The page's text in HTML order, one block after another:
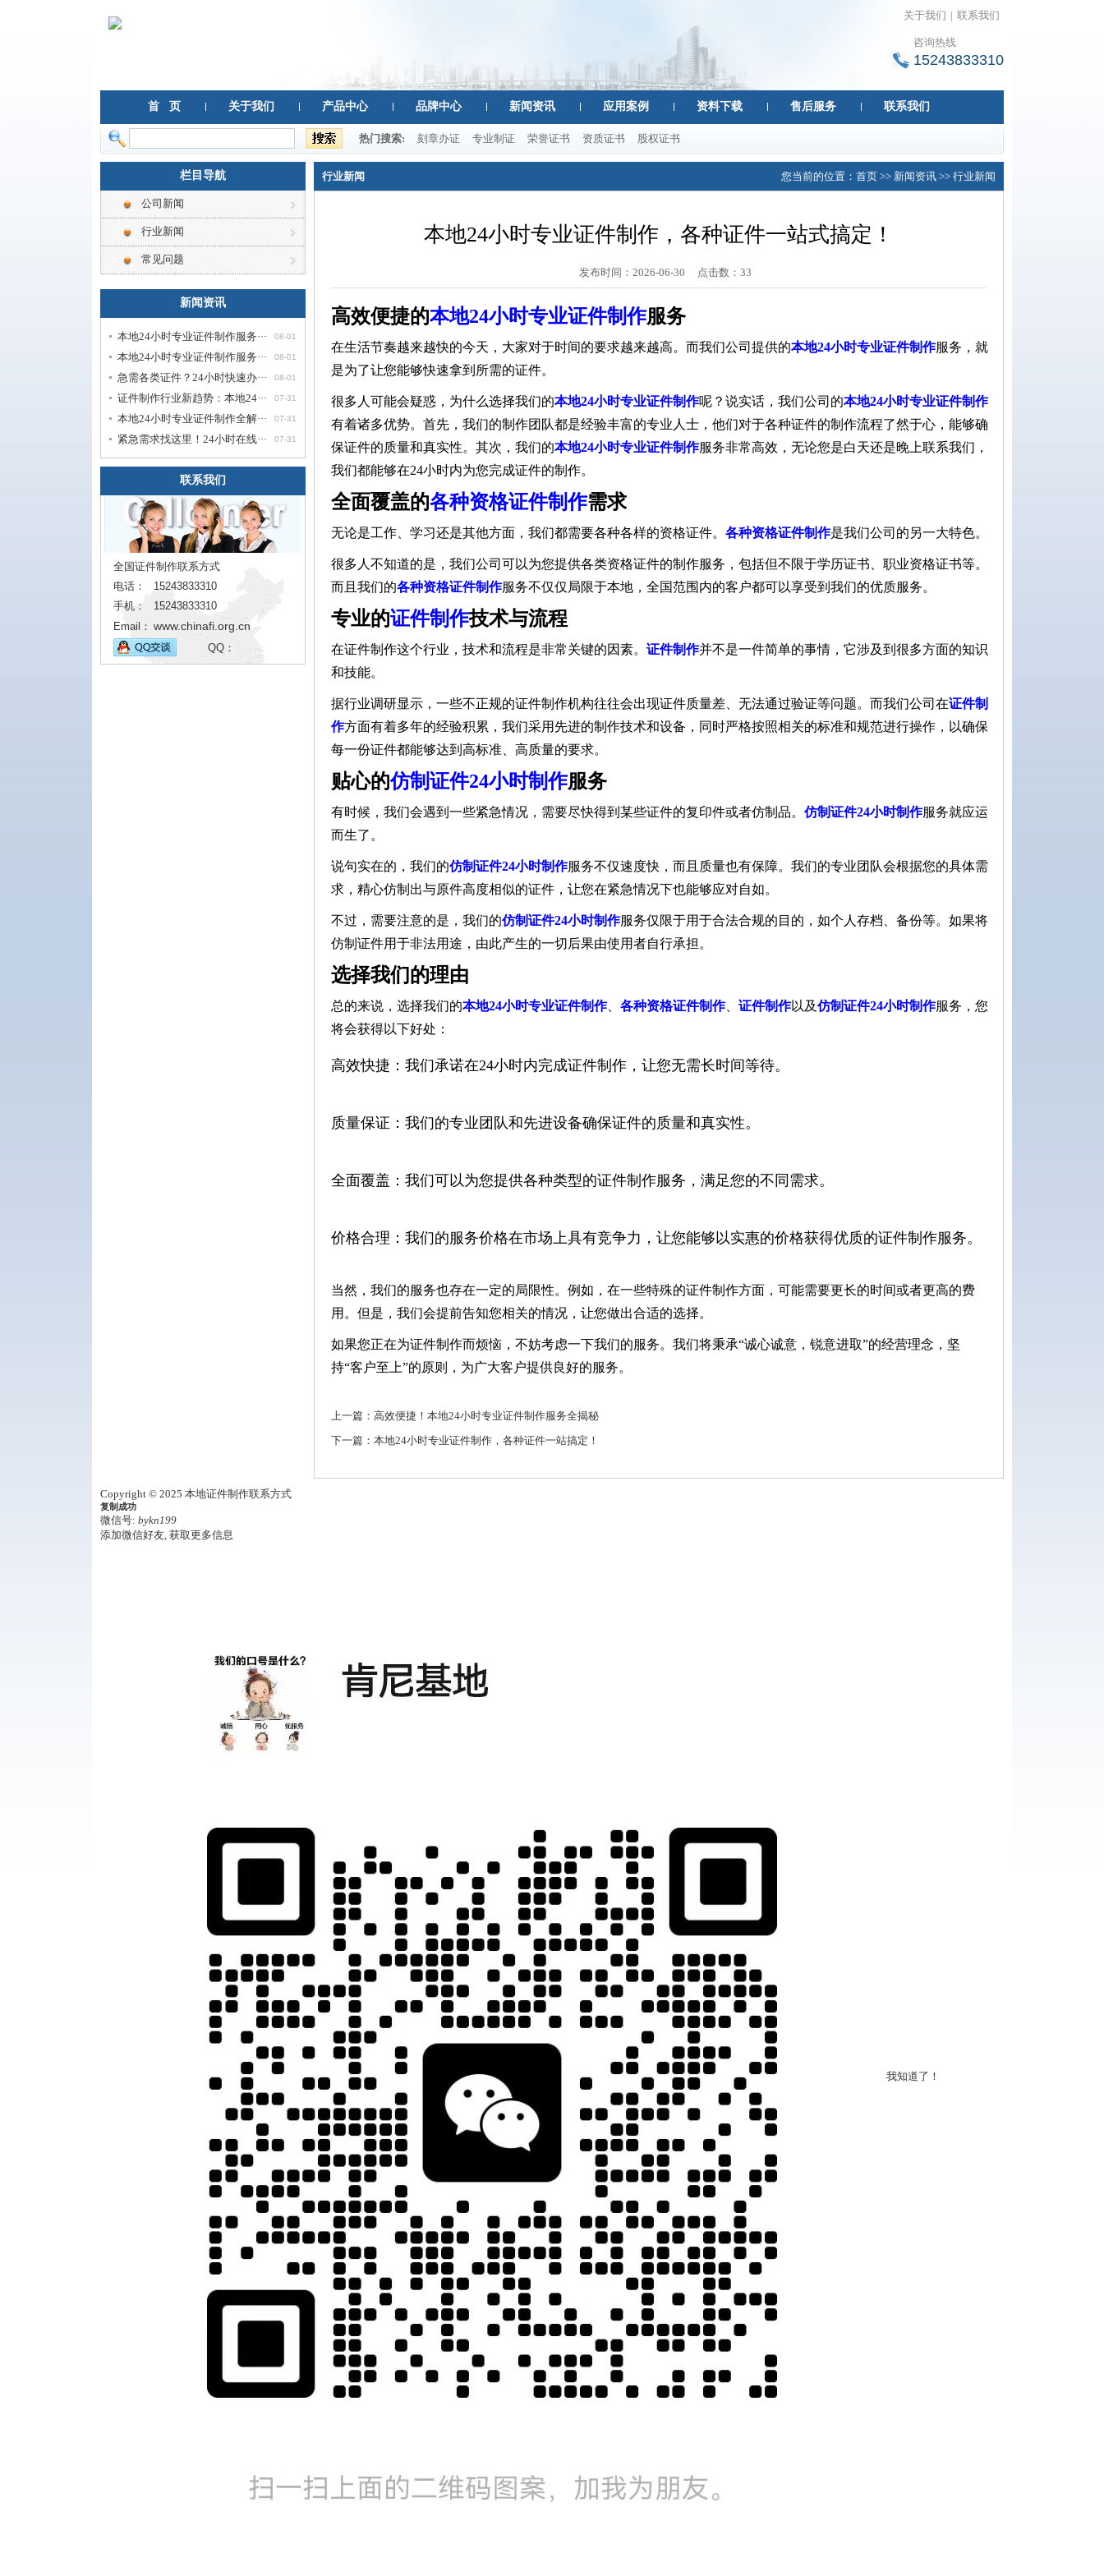
关于我们 | 联系我们
15243833310
咨询热线
首 页 关于我们 产品中心 品牌中心 新闻资讯 应用案例 资料下载 售后服务 联系我们
热门搜索: 刻章办证 专业制证 荣誉证书 资质证书 股权证书
栏目导航
公司新闻
行业新闻
常见问题
新闻资讯
08-01
本地24小时专业证件制作服务···
08-01
本地24小时专业证件制作服务···
08-01
急需各类证件？24小时快速办···
07-31
证件制作行业新趋势：本地24···
07-31
本地24小时专业证件制作全解···
07-31
紧急需求找这里！24小时在线···
联系我们
全国证件制作联系方式
电话：
15243833310
手机：
15243833310
Email： www.chinafi.org.cn
QQ：
您当前的位置： 首页 >> 新闻资讯 >> 行业新闻
行业新闻
本地24小时专业证件制作，各种证件一站式搞定！
发布时间： 2026-06-30 点击数： 33
高效便捷的本地24小时专业证件制作服务
在生活节奏越来越快的今天，大家对于时间的要求越来越高。而我们公司提供的本地24小时专业证件制作服务，就
是为了让您能够快速拿到所需的证件。
很多人可能会疑惑，为什么选择我们的本地24小时专业证件制作呢？说实话，我们公司的本地24小时专业证件制作
有着诸多优势。首先，我们的制作团队都是经验丰富的专业人士，他们对于各种证件的制作流程了然于心，能够确
保证件的质量和真实性。其次，我们的本地24小时专业证件制作服务非常高效，无论您是白天还是晚上联系我们，
我们都能够在24小时内为您完成证件的制作。
全面覆盖的各种资格证件制作需求
无论是工作、学习还是其他方面，我们都需要各种各样的资格证件。 各种资格证件制作是我们公司的另一大特色。
很多人不知道的是，我们公司可以为您提供各类资格证件的制作服务，包括但不限于学历证书、职业资格证书等。
而且我们的各种资格证件制作服务不仅仅局限于本地，全国范围内的客户都可以享受到我们的优质服务。
专业的证件制作技术与流程
在证件制作这个行业，技术和流程是非常关键的因素。 证件制作并不是一件简单的事情，它涉及到很多方面的知识
和技能。
据行业调研显示，一些不正规的证件制作机构往往会出现证件质量差、无法通过验证等问题。而我们公司在证件制
作方面有着多年的经验积累，我们采用先进的制作技术和设备，同时严格按照相关的标准和规范进行操作，以确保
每一份证件都能够达到高标准、高质量的要求。
贴心的仿制证件24小时制作服务
有时候，我们会遇到一些紧急情况，需要尽快得到某些证件的复印件或者仿制品。 仿制证件24小时制作服务就应运
而生了。
说句实在的，我们的仿制证件24小时制作服务不仅速度快，而且质量也有保障。我们的专业团队会根据您的具体需
求，精心仿制出与原件高度相似的证件，让您在紧急情况下也能够应对自如。
不过，需要注意的是，我们的仿制证件24小时制作服务仅限于用于合法合规的目的，如个人存档、备份等。如果将
仿制证件用于非法用途，由此产生的一切后果由使用者自行承担。
选择我们的理由
总的来说，选择我们的本地24小时专业证件制作、 各种资格证件制作、 证件制作以及仿制证件24小时制作服务，您
将会获得以下好处：
高效快捷：我们承诺在24小时内完成证件制作，让您无需长时间等待。
质量保证：我们的专业团队和先进设备确保证件的质量和真实性。
全面覆盖：我们可以为您提供各种类型的证件制作服务，满足您的不同需求。
价格合理：我们的服务价格在市场上具有竞争力，让您能够以实惠的价格获得优质的证件制作服务。
当然，我们的服务也存在一定的局限性。例如，在一些特殊的证件制作方面，可能需要更长的时间或者更高的费
用。但是，我们会提前告知您相关的情况，让您做出合适的选择。
如果您正在为证件制作而烦恼，不妨考虑一下我们的服务。我们将秉承“诚心诚意，锐意进取”的经营理念，坚
持“客户至上”的原则，为广大客户提供良好的服务。
上一篇： 高效便捷！本地24小时专业证件制作服务全揭秘
下一篇： 本地24小时专业证件制作，各种证件一站搞定！
Copyright © 2025 本地证件制作联系方式
复制成功
微信号: bykn199
添加微信好友, 获取更多信息
我知道了！